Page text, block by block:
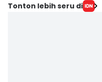
Tonton lebih seru di